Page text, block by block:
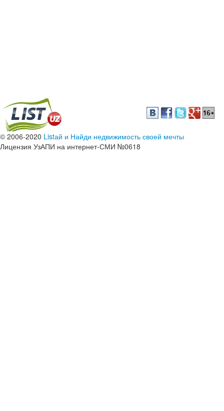
© 2006-2020 Listай и Найди недвижимость своей мечты
Лицензия УзАПИ на интернет-СМИ №0618